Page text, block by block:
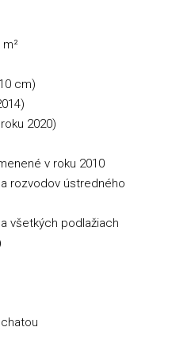
cm)
2020)
v roku 2010
rozvodov ústredného
všetkých podlažiach